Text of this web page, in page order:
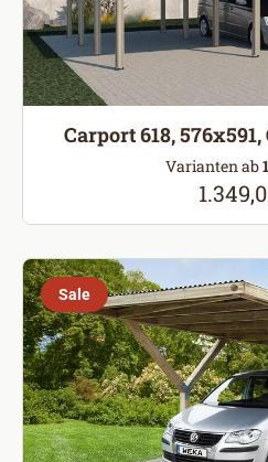
Carport 618,
Varianten ab
Sale